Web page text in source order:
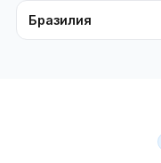
Бразилия